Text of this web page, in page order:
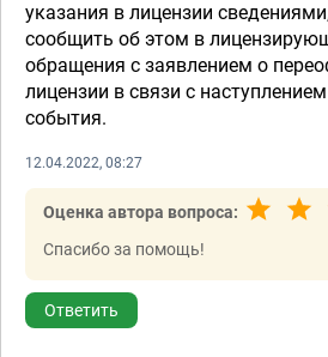
указания в лицензии
сообщить об этом в
обращения с заявлением о
лицензии в связи с
события.
12.04.2022, 08:27
Оценка автора вопроса:
Спасибо за помощь!
Ответить